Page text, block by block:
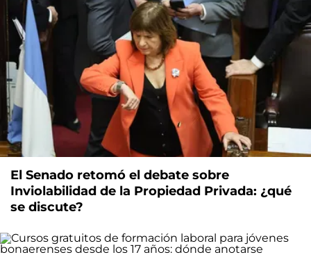
El Senado retomó el debate sobre
Inviolabilidad de la Propiedad Privada: ¿qué
se discute?